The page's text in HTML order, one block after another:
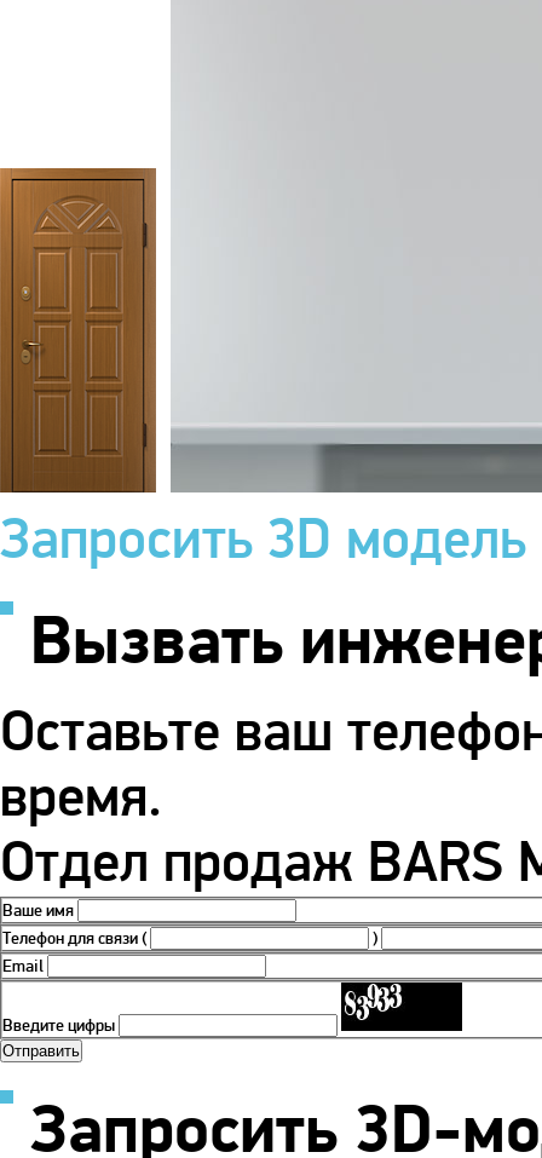
Запросить 3D модель
Вызвать
Оставьте ваш
время.
Отдел продаж BARS
Ваше имя
Телефон для связи(
)
Email
Введите цифры
Запросить 3D-